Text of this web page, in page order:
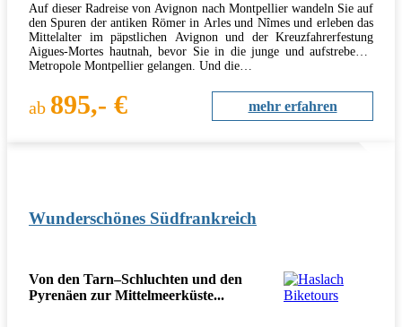
Auf dieser Radreise von Avignon nach Montpellier wandeln Sie auf
den Spuren der antiken Römer in Arles und Nîmes und erleben das
Mittelalter im päpstlichen Avignon und der Kreuzfahrerfestung
Aigues-Mortes hautnah, bevor Sie in die junge und aufstrebende
Metropole Montpellier gelangen. Und die…
ab 895,- € mehr erfahren
Wunderschönes Südfrankreich
Von den Tarn–Schluchten und den
Pyrenäen zur Mittelmeerküste...